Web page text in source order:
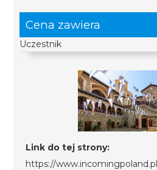
Cena zawiera
Uczestnik
Link do tej strony:
https://